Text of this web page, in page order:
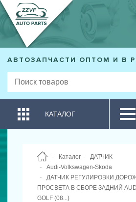
АВТОЗАПЧАСТИ ОПТОМ И В
КАТАЛОГ
Каталог
ДАТЧИК
Audi-Volkswagen-Skoda
ДАТЧИК РЕГУЛИРОВКИ
ПРОСВЕТА В СБОРЕ ЗАДНИЙ AUDI
GOLF (08...)